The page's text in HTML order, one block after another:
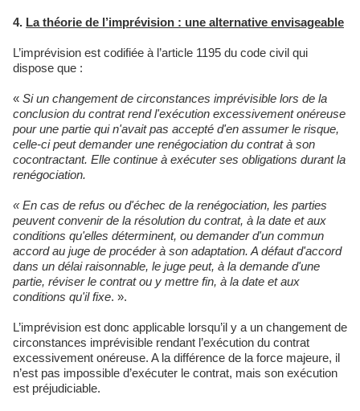
4. La théorie de l’imprévision : une alternative envisageable
L’imprévision est codifiée à l’article 1195 du code civil qui
dispose que :
« Si un changement de circonstances imprévisible lors de la
conclusion du contrat rend l'exécution excessivement onéreuse
pour une partie qui n'avait pas accepté d'en assumer le risque,
celle-ci peut demander une renégociation du contrat à son
cocontractant. Elle continue à exécuter ses obligations durant la
renégociation.
« En cas de refus ou d'échec de la renégociation, les parties
peuvent convenir de la résolution du contrat, à la date et aux
conditions qu'elles déterminent, ou demander d'un commun
accord au juge de procéderà son adaptation. A défaut d'accord
dans un délai raisonnable, le juge peut, à la demande d'une
partie, réviser le contrat ou y mettre fin, à la date et aux
conditions qu'il fixe. ».
L’imprévision est donc applicable lorsqu’il y a un changement de
circonstances imprévisible rendant l’exécution du contrat
excessivement onéreuse. A la différence de la force majeure, il
n’est pas impossible d’exécuter le contrat, mais son exécution
est préjudiciable.